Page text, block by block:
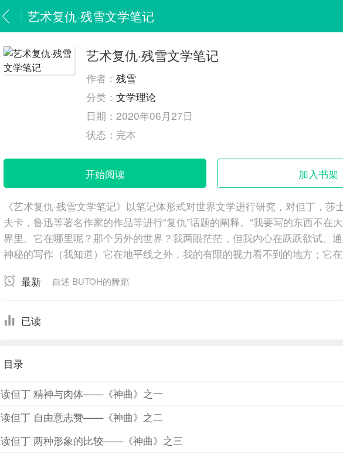
艺术复仇·残雪文学笔记
艺术复仇·残雪文学笔记
作者：残雪
分类：文学理论
日期：2020年06月27日
状态： 完本
开始阅读 加入书架
《艺术复仇·残雪文学笔记》以笔记体形式对世界文学进行研究，对但丁，莎
夫卡，鲁迅等著名作家的作品等进行“复仇”话题的阐释。“我要写的东西不在
界里。它在哪里呢？那个另外的世界？我两眼茫茫，但我内心在跃跃欲试。
神秘的写作（我知道）它在地平线之外，我的有限的视力看不到的地方；它
种理念。我相信艺术是人的本能，艺术工作者就是将本能通过强力抑制以达
基石，让身体处于悬浮的自由状态，然后才是有些神秘的冲刺。
最新 自述 BUTOH的舞蹈
已读
目录
读但丁 精神与肉体——《神曲》之一
读但丁 自由意志赞——《神曲》之二
读但丁 两种形象的比较——《神曲》之三